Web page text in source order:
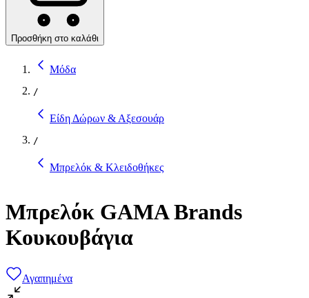
Προσθήκη στο καλάθι
Μόδα
/
Είδη Δώρων & Αξεσουάρ
/
Μπρελόκ & Κλειδοθήκες
Μπρελόκ GAMA Brands
Κουκουβάγια
Αγαπημένα